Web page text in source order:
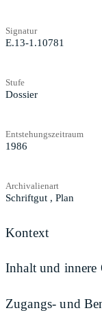
Signatur
E.13-1.10781
Stufe
Dossier
Entstehungszeitraum
1986
Archivalienart
Schriftgut , Plan
Kontext
Inhalt und innere
Zugangs- und